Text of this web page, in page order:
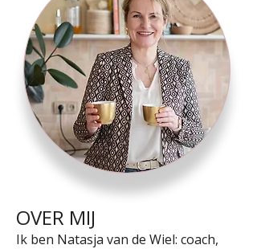
OVER MIJ
Ik ben Natasja van de Wiel: coach,